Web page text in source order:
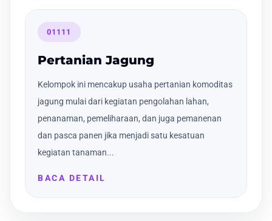
01111
Pertanian Jagung
Kelompok ini mencakup usaha pertanian komoditas
jagung mulai dari kegiatan pengolahan lahan,
penanaman, pemeliharaan, dan juga pemanenan
dan pasca panen jika menjadi satu kesatuan
kegiatan tanaman...
BACA DETAIL